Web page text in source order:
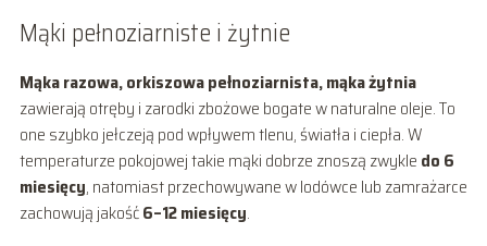
Mąki pełnoziarniste i żytnie
Mąka razowa, orkiszowa pełnoziarnista, mąka żytnia
zawierają otręby i zarodki zbożowe bogate w naturalne oleje. To
one szybko jełczeją pod wpływem tlenu, światła i ciepła. W
temperaturze pokojowej takie mąki dobrze znoszą zwykle do 6
miesięcy, natomiast przechowywane w lodówce lub zamrażarce
zachowują jakość6–12 miesięcy.